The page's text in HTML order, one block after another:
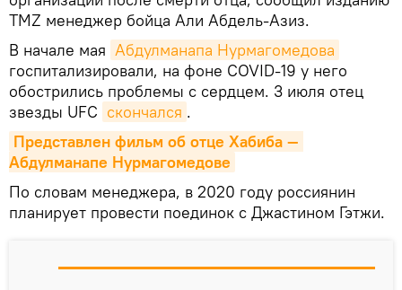
TMZ менеджер бойца Али Абдель-Азиз.
В начале мая Абдулманапа Нурмагомедова
госпитализировали, на фоне COVID-19 у него
обострились проблемы с сердцем. 3 июля отец
звезды UFC скончался .
Представлен фильм об отце Хабиба —
Абдулманапе Нурмагомедове
По словам менеджера, в 2020 году россиянин
планирует провести поединок с Джастином Гэтжи.